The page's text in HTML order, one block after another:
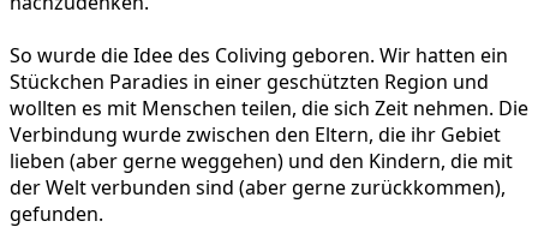
So wurde die Idee des Coliving geboren. Wir hatten ein
Stückchen Paradies in einer geschützten Region und
wollten es mit Menschen teilen, die sich Zeit nehmen. Die
Verbindung wurde zwischen den Eltern, die ihr Gebiet
lieben (aber gerne weggehen) und den Kindern, die mit
der Welt verbunden sind (aber gerne zurückkommen),
gefunden.